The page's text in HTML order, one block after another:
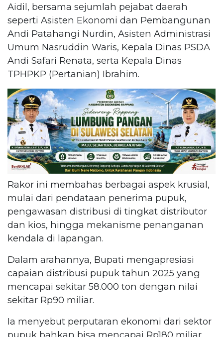
Aidil, bersama sejumlah pejabat daerah
seperti Asisten Ekonomi dan Pembangunan
Andi Patahangi Nurdin, Asisten Administrasi
Umum Nasruddin Waris, Kepala Dinas PSDA
Andi Safari Renata, serta Kepala Dinas
TPHPKP (Pertanian) Ibrahim.
Rakor ini membahas berbagai aspek krusial,
mulai dari pendataan penerima pupuk,
pengawasan distribusi di tingkat distributor
dan kios, hingga mekanisme penanganan
kendala di lapangan.
Dalam arahannya, Bupati mengapresiasi
capaian distribusi pupuk tahun 2025 yang
mencapai sekitar 58.000 ton dengan nilai
sekitar Rp90 miliar.
Ia menyebut perputaran ekonomi dari sektor